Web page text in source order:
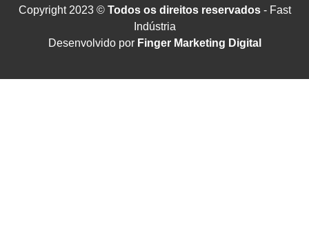
Copyright 2023 ©Todos os direitos reservados- Fast
Indústria
Desenvolvido por Finger Marketing Digital